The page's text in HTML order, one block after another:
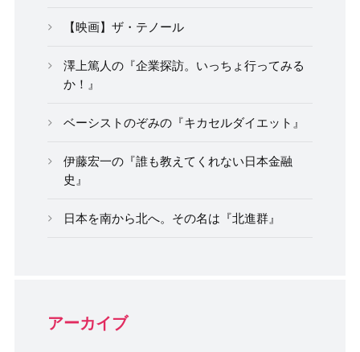
【映画】ザ・テノール
澤上篤人の『企業探訪。いっちょ行ってみる
か！』
ベーシストのぞみの『キカセルダイエット』
伊藤宏一の『誰も教えてくれない日本金融
史』
日本を南から北へ。その名は『北進群』
アーカイブ